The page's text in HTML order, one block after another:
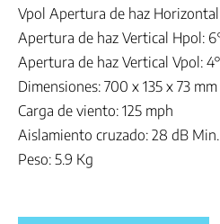
Vpol Apertura de haz
Apertura de haz Vertical Hpol:
Apertura de haz Vertical Vpol: 4°
Dimensiones: 700 x 135 x 73 mm
Carga de viento: 125 mph
Aislamiento cruzado: 28 dB Min.
Peso: 5.9 Kg